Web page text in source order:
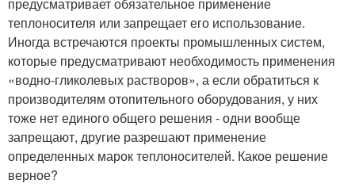
теплоносителя или запрещает его использование.
Иногда встречаются проекты промышленных систем,
которые предусматривают необходимость применения
«водно-гликолевых растворов», а если обратиться к
производителям отопительного оборудования, у них
тоже нет единого общего решения - одни вообще
запрещают, другие разрешают применение
определенных марок теплоносителей. Какое решение
верное?